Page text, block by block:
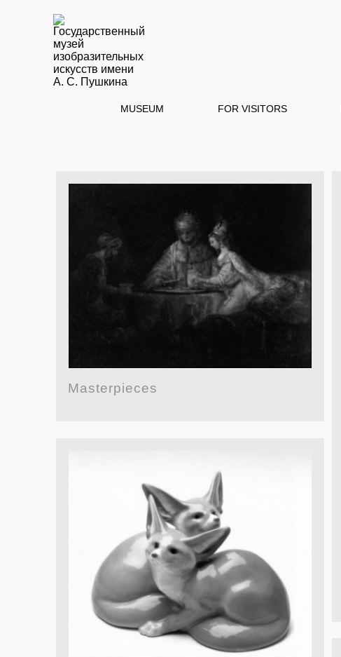
MUSEUM FOR VISITORS
Masterpieces